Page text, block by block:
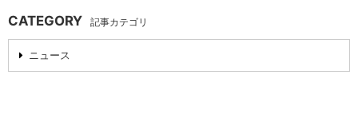
CATEGORY 記事カテゴリ
ニュース